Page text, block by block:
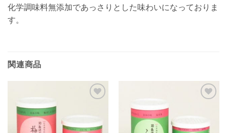
化学調味料無添加であっさりとした味わいになっておりま
す。
関連商品